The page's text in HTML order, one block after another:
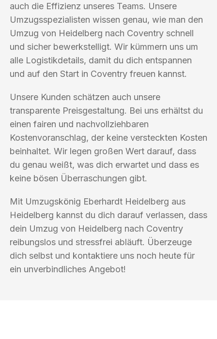
auch die Effizienz unseres Teams. Unsere
Umzugsspezialisten wissen genau, wie man den
Umzug von Heidelberg nach Coventry schnell
und sicher bewerkstelligt. Wir kümmern uns um
alle Logistikdetails, damit du dich entspannen
und auf den Start in Coventry freuen kannst.
Unsere Kunden schätzen auch unsere
transparente Preisgestaltung. Bei uns erhältst du
einen fairen und nachvollziehbaren
Kostenvoranschlag, der keine versteckten Kosten
beinhaltet. Wir legen großen Wert darauf, dass
du genau weißt, was dich erwartet und dass es
keine bösen Überraschungen gibt.
Mit Umzugskönig Eberhardt Heidelberg aus
Heidelberg kannst du dich darauf verlassen, dass
dein Umzug von Heidelberg nach Coventry
reibungslos und stressfrei abläuft. Überzeuge
dich selbst und kontaktiere uns noch heute für
ein unverbindliches Angebot!